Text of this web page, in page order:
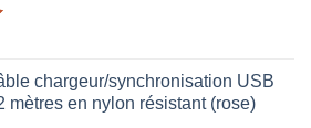
chargeur/synchronisation USB
mètres en nylon résistant (rose)